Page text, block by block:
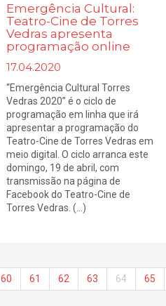
Emergência Cultural:
Teatro-Cine de Torres
Vedras apresenta
programação online
17.04.2020
“Emergência Cultural Torres
Vedras 2020” é o ciclo de
programação em linha que irá
apresentar a programação do
Teatro-Cine de Torres Vedras em
meio digital. O ciclo arranca este
domingo, 19 de abril, com
transmissão na página de
Facebook do Teatro-Cine de
Torres Vedras. (...)
60 61 62 63 64 65